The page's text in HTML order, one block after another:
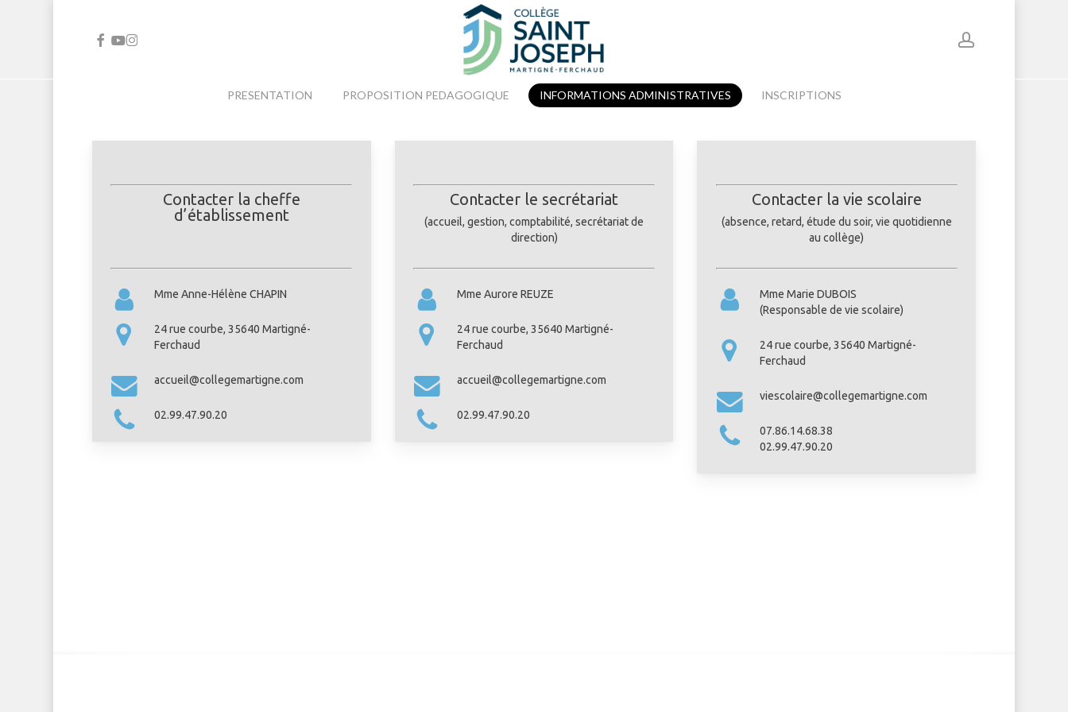
FACEBOOK
YOUTUBE
INSTAGRAM
PRESENTATION PROPOSITION PEDAGOGIQUE INFORMATIONS ADMINISTRATIVES INSCRIPTIONS
Contacter la cheffe
d’établissement
Mme Anne-Hélène CHAPIN
24 rue courbe, 35640 Martigné-
Ferchaud
accueil@collegemartigne.com
02.99.47.90.20
Contacter le secrétariat
(accueil, gestion, comptabilité, secrétariat de
direction)
Mme Aurore REUZE
24 rue courbe, 35640 Martigné-
Ferchaud
accueil@collegemartigne.com
02.99.47.90.20
Contacter la vie scolaire
(absence, retard, étude du soir, vie quotidienne
au collège)
Mme Marie DUBOIS
(Responsable de vie scolaire)
24 rue courbe, 35640 Martigné-
Ferchaud
viescolaire@collegemartigne.com
07.86.14.68.38
02.99.47.90.20